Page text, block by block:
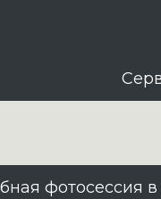
фотосессия в